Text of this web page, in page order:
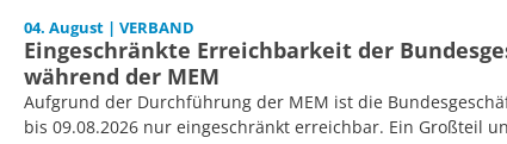
04. August | VERBAND
Eingeschränkte Erreichbarkeit der
während der MEM
Aufgrund der Durchführung der MEM ist die
bis 09.08.2026 nur eingeschränkt erreichbar. Ein Großteil